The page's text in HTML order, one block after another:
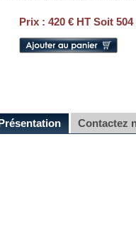
Prix : 420 € HT Soit 504
Contactez